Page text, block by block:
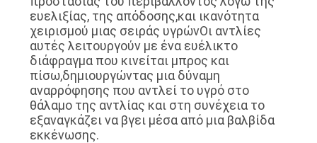
ΓΎΡΟΣ
ΕΡΓΟΣΤΑΣΊΩΝ
ΠΟΙΟΤΙΚΌΣ
ΈΛΕΓΧΟΣ
ευελιξίας, της απόδοσης,και ικανότητα
χειρισμού μιας σειράς υγρώνΟι αντλίες
αυτές λειτουργούν με ένα ευέλικτο
διάφραγμα που κινείται μπρος και
πίσω,δημιουργώντας μια δύναμη
αναρρόφησης που αντλεί το υγρό στο
θάλαμο της αντλίας και στη συνέχεια το
εξαναγκάζει να βγει μέσα από μια βαλβίδα
εκκένωσης.